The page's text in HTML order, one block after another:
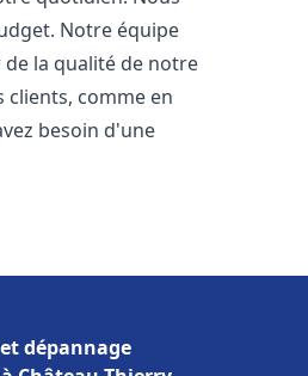
Notre équipe
la qualité de notre
clients, comme en
besoin d'une
dépannage